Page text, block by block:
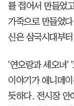
를 접어서 만들었
가죽으로 만들었
신은 삼국시대부
'연오랑과 세오녀'
이야기가 애니메
듯하다. 전시장 안